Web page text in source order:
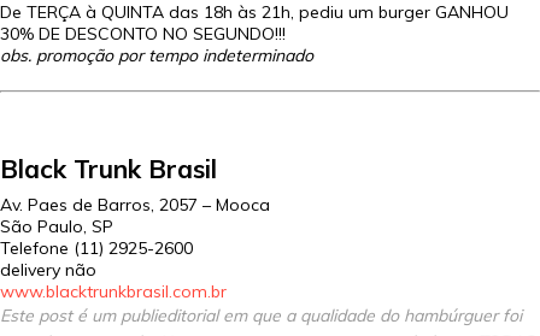
De TERÇA à QUINTA das 18h às 21h, pediu um burger GANHOU
30% DE DESCONTO NO SEGUNDO!!!
obs. promoção por tempo indeterminado
Black Trunk Brasil
Av. Paes de Barros, 2057 – Mooca
São Paulo, SP
Telefone (11) 2925-2600
delivery não
www.blacktrunkbrasil.com.br
Este post é um publieditorial em que a qualidade do hambúrguer foi